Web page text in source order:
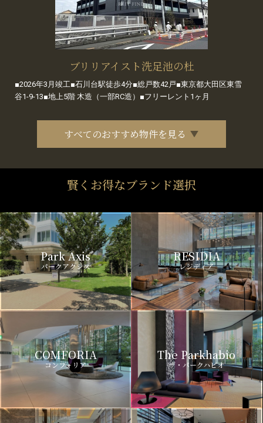
ブリリアイスト洗足池の杜
■2026年3月竣工■石川台駅徒歩4分■総戸数42戸■東京都大田区東雪
谷1-9-13■地上5階 木造（一部RC造）■フリーレント1ヶ月
すべてのおすすめ物件を見る
賢くお得なブランド選択
Park Axis
パークアクシス
RESIDIA
レジディア
COMFORIA
コンフォリア
The Parkhabio
ザ・パークハビオ